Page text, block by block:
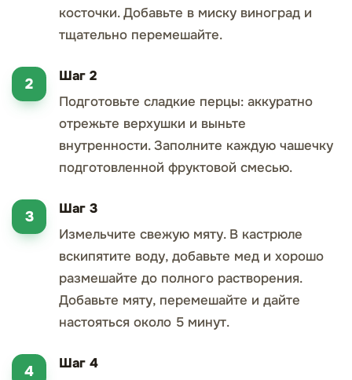
косточки. Добавьте в миску виноград и
тщательно перемешайте.
Шаг 2
Подготовьте сладкие перцы: аккуратно
отрежьте верхушки и выньте
внутренности. Заполните каждую чашечку
подготовленной фруктовой смесью.
Шаг 3
Измельчите свежую мяту. В кастрюле
вскипятите воду, добавьте мед и хорошо
размешайте до полного растворения.
Добавьте мяту, перемешайте и дайте
настояться около 5 минут.
Шаг 4